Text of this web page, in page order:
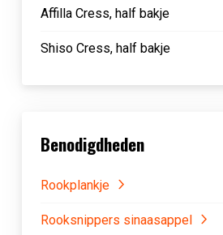
Affilla Cress, half bakje
Shiso Cress, half bakje
Benodigdheden
Rookplankje
Rooksnippers sinaasappel